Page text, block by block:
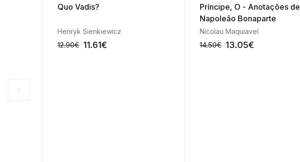
Quo Vadis?
Henryk Sienkiewicz
12.90€ 11.61€
Príncipe, O - Anotações de
Napoleão Bonaparte
Nicolau Maquiavel
14.50€ 13.05€